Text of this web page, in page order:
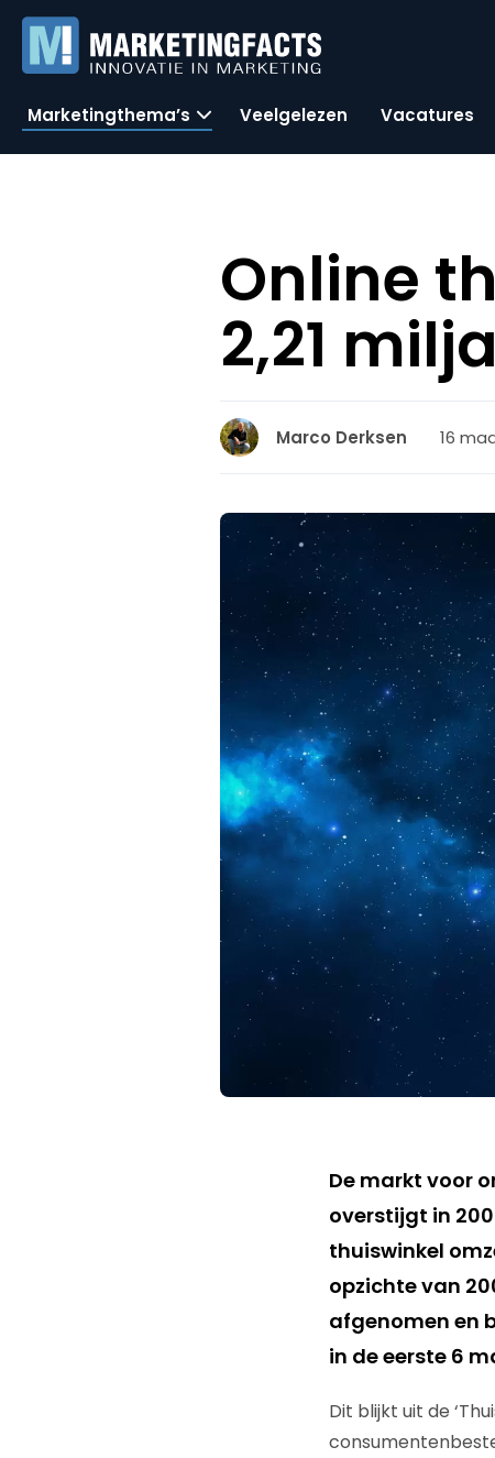
Marketingthema’s Veelgelezen Vacatures
Online
2,21
Marco Derksen 16
De markt voor
overstijgt in
thuiswinkel
opzichte van
afgenomen en
in de eerste 6
Dit blijkt uit de